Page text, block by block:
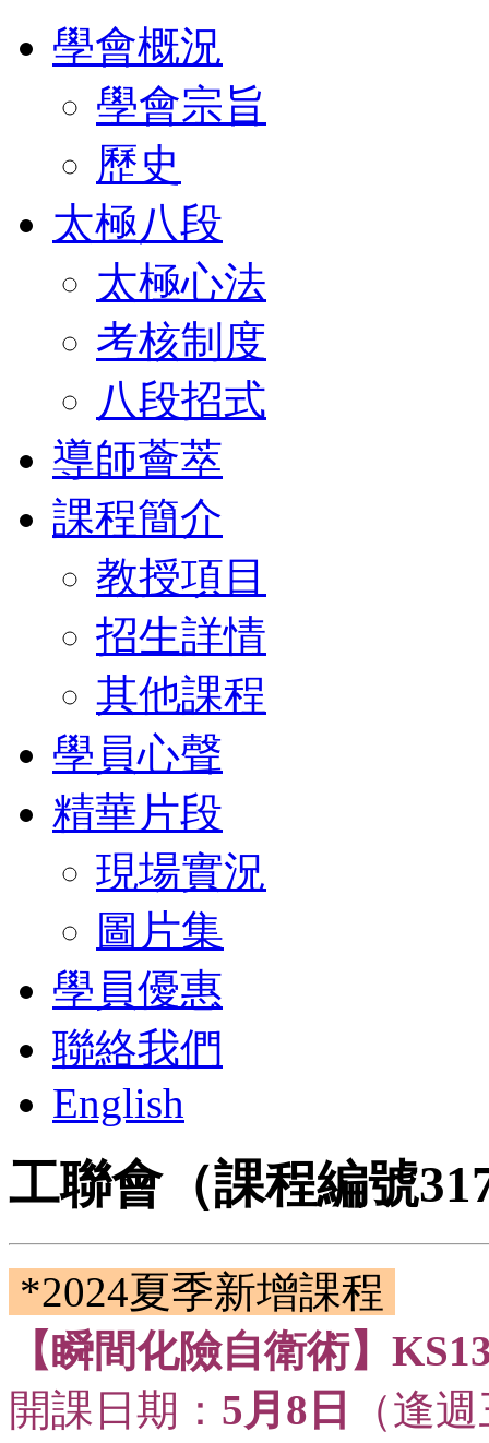
學會概況
學會宗旨
歷史
太極八段
太極心法
考核制度
八段招式
導師薈萃
課程簡介
教授項目
招生詳情
其他課程
學員心聲
精華片段
現場實況
圖片集
學員優惠
聯絡我們
English
工聯會（課程編號
*2024夏季新增課程
【瞬間化險自衛術】
開課日期： 5月8日
（逢